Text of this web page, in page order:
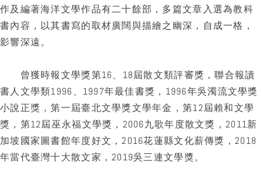
作及編著海洋文學作品有二十餘部，多篇文章入選為教科
書內容，以其書寫的取材廣闊與描繪之幽深，自成一格，
影響深遠。
曾獲時報文學獎第16、18屆散文類評審獎，聯合報讀
書人文學類1996、1997年最佳書獎，1996年吳濁流文學獎
小說正獎，第一屆臺北文學獎文學年金，第12屆賴和文學
獎，第12屆巫永福文學獎，2006九歌年度散文獎，2011新
加坡國家圖書館年度好文，2016花蓮縣文化薪傳獎，2018
年當代臺灣十大散文家，2019吳三連文學獎。